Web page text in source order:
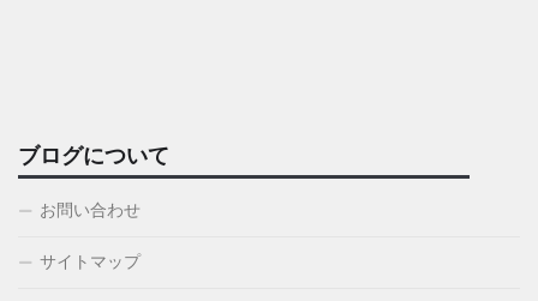
ブログについて
お問い合わせ
サイトマップ